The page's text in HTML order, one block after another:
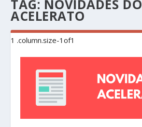
TAG: NOVIDADES DO
ACELERATO